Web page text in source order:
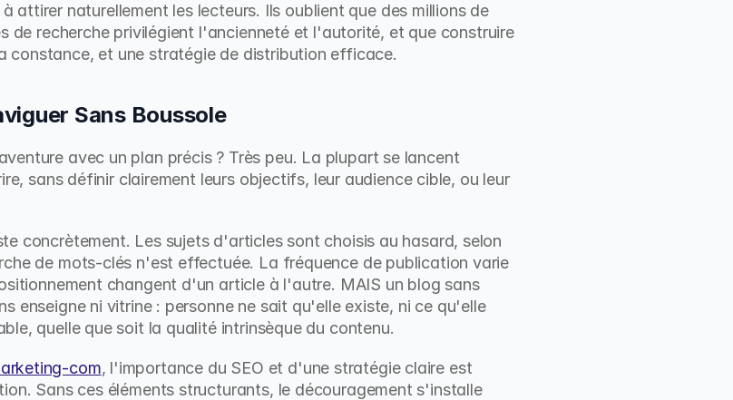
attirer naturellement les lecteurs. Ils oublient que des millions de
de recherche privilégient l'ancienneté et l'autorité, et que construire
constance, et une stratégie de distribution efficace.
Sans Boussole
avec un plan précis ? Très peu. La plupart se lancent
sans définir clairement leurs objectifs, leur audience cible, ou leur
concrètement. Les sujets d'articles sont choisis au hasard, selon
de mots-clés n'est effectuée. La fréquence de publication varie
changent d'un article à l'autre. MAIS un blog sans
enseigne ni vitrine : personne ne sait qu'elle existe, ni ce qu'elle
quelle que soit la qualité intrinsèque du contenu.
com, l'importance du SEO et d'une stratégie claire est
Sans ces éléments structurants, le découragement s'installe